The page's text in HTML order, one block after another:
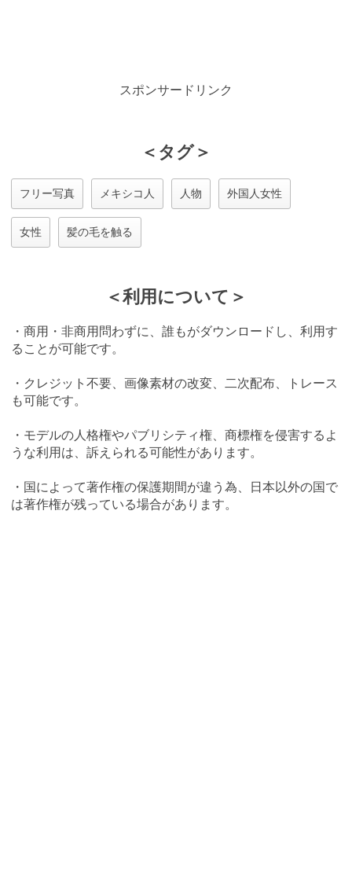
スポンサードリンク
＜タグ＞
フリー写真 メキシコ人 人物 外国人女性
女性 髪の毛を触る
＜利用について＞
・商用・非商用問わずに、誰もがダウンロードし、利用す
ることが可能です。
・クレジット不要、画像素材の改変、二次配布、トレース
も可能です。
・モデルの人格権やパブリシティ権、商標権を侵害するよ
うな利用は、訴えられる可能性があります。
・国によって著作権の保護期間が違う為、日本以外の国で
は著作権が残っている場合があります。